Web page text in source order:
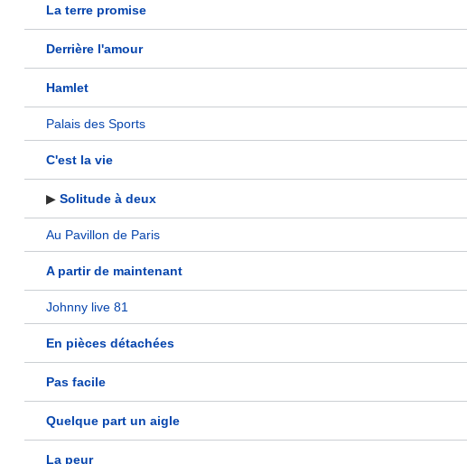
La terre promise
Derrière l'amour
Hamlet
Palais des Sports
C'est la vie
▶ Solitude à deux
Au Pavillon de Paris
A partir de maintenant
Johnny live 81
En pièces détachées
Pas facile
Quelque part un aigle
La peur